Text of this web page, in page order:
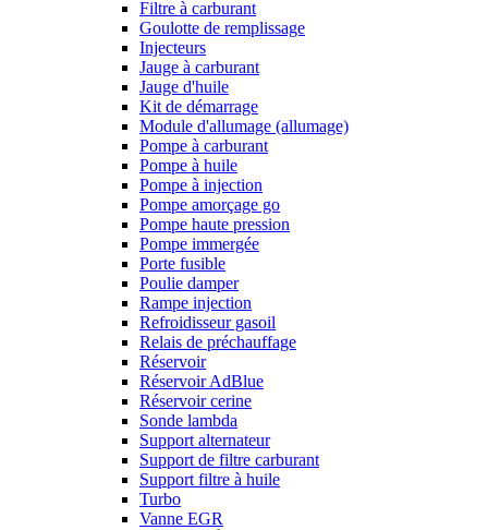
Filtre à carburant
Goulotte de remplissage
Injecteurs
Jauge à carburant
Jauge d'huile
Kit de démarrage
Module d'allumage (allumage)
Pompe à carburant
Pompe à huile
Pompe à injection
Pompe amorçage go
Pompe haute pression
Pompe immergée
Porte fusible
Poulie damper
Rampe injection
Refroidisseur gasoil
Relais de préchauffage
Réservoir
Réservoir AdBlue
Réservoir cerine
Sonde lambda
Support alternateur
Support de filtre carburant
Support filtre à huile
Turbo
Vanne EGR